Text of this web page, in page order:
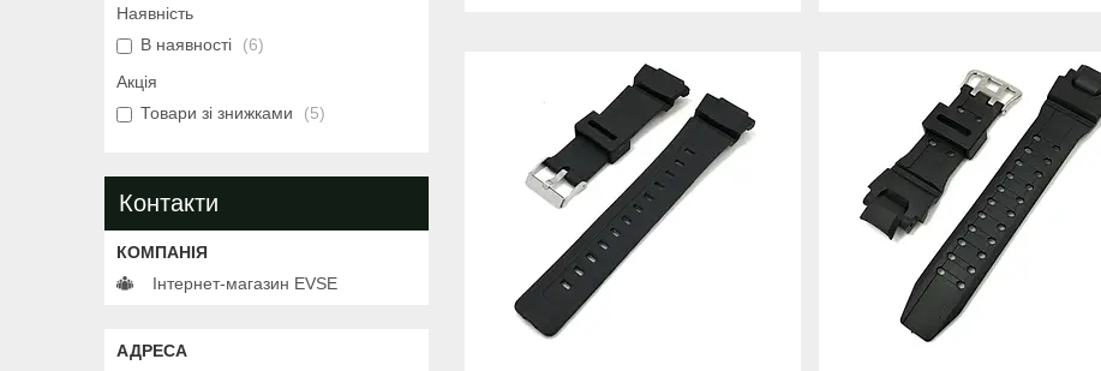
Наявність
В наявності
6
Акція
Товари зі знижками
5
Контакти
Інтернет-магазин EVSE